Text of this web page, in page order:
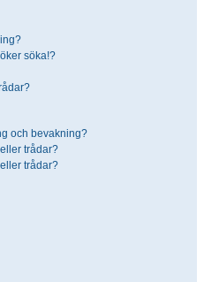
söka!?
och bevakning?
trådar?
trådar?